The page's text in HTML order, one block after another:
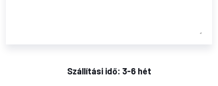
Szállítási idő: 3-6 hét